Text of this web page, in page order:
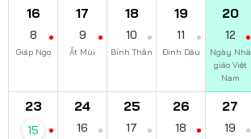
16
8
Giáp Ngọ
17
9
Ất Mùi
18
10
Bính Thân
19
11
Đinh Dậu
20
12
Ngày Nhà
giáo Việt
Nam
23
15
24
16
25
17
26
18
27
19